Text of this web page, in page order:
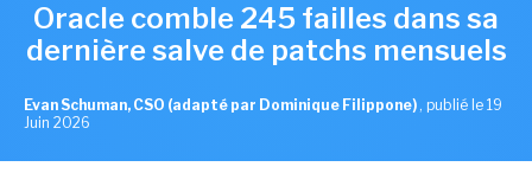
Oracle comble 245 failles dans sa
dernière salve de patchs mensuels
Evan Schuman, CSO (adapté par Dominique Filippone) , publié le 19
Juin 2026